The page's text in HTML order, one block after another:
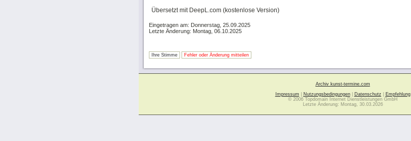
Übersetzt mit DeepL.com (kostenlose Version)
Eingetragen am: Donnerstag, 25.09.2025
Letzte Änderung: Montag, 06.10.2025
Ihre Stimme Fehler oder Änderung mitteilen
Archiv kunst-termine.com
Impressum
Nutzungsbedingungen| Datenschutz
Empfehlung
© 2006 Topdomain Internet Dienstleistungen GmbH
Letzte Änderung: Montag, 30.03.2026